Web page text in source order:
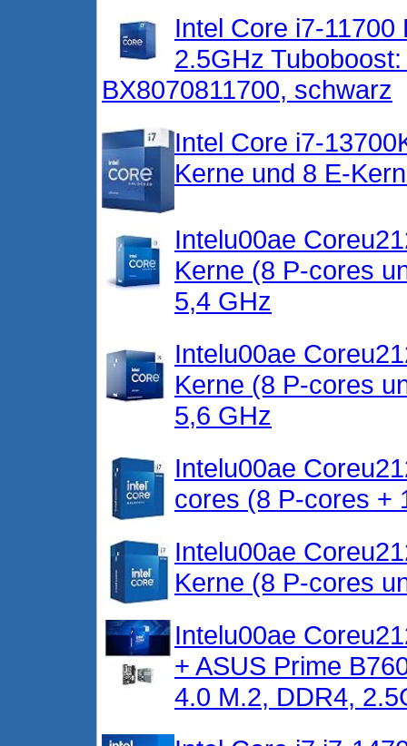
Intel Core i7-
2.5GHz
BX8070811700, schwarz
Intel Core i7-
Kerne und 8 E-
Intelu00ae
Kerne (8 P-cores
5,4 GHz
Intelu00ae
Kerne (8 P-cores
5,6 GHz
Intelu00ae
cores (8 P-cores +
Intelu00ae
Kerne (8 P-cores
Intelu00ae
+ ASUS Prime
4.0 M.2, DDR4,